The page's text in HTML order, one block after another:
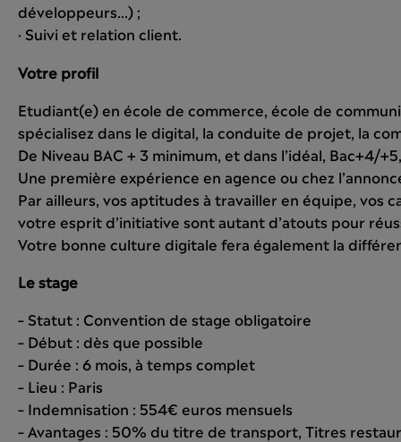
développeurs…) ;
· Suivi et relation client.
Votre profil
Etudiant(e) en école de commerce, école de
spécialisez dans le digital, la conduite de projet, la
De Niveau BAC + 3 minimum, et dans l’idéal, Bac+4/
Une première expérience en agence ou chez
Par ailleurs, vos aptitudes à travailler en équipe, vos
votre esprit d’initiative sont autant d’atouts pour
Votre bonne culture digitale fera également la
Le stage
– Statut : Convention de stage obligatoire
– Début : dès que possible
– Durée : 6 mois, à temps complet
– Lieu : Paris
– Indemnisation : 554€ euros mensuels
– Avantages : 50% du titre de transport, Titres